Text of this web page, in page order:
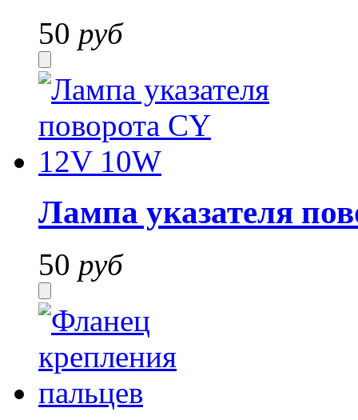
50 руб
Лампа указателя
50 руб